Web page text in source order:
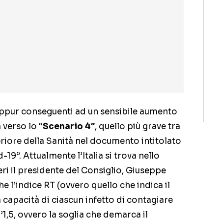
conseguenti ad un sensibile aumento
verso lo “Scenario 4″, quello più grave tra
della Sanità nel documento intitolato
19”. Attualmente l’Italia si trova nello
il presidente del Consiglio, Giuseppe
l’indice RT (ovvero quello che indica il
di ciascun infetto di contagiare
ovvero la soglia che demarca il